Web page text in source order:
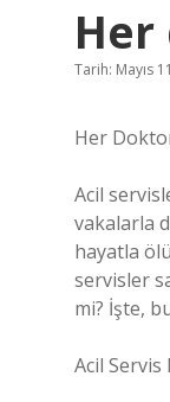
Her
Tarih: Mayıs
Her Doktor
Acil
vakalarla
hayatla
servisler
mi? İşte,
Acil Servis